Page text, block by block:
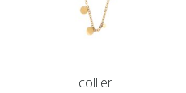
collier